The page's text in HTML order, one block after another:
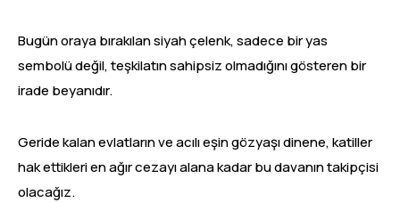
Bugün oraya bırakılan siyah çelenk, sadece bir yas
sembolü değil, teşkilatın sahipsiz olmadığını gösteren bir
irade beyanıdır.
Geride kalan evlatların ve acılı eşin gözyaşı dinene, katiller
hak ettikleri en ağır cezayı alana kadar bu davanın takipçisi
olacağız.